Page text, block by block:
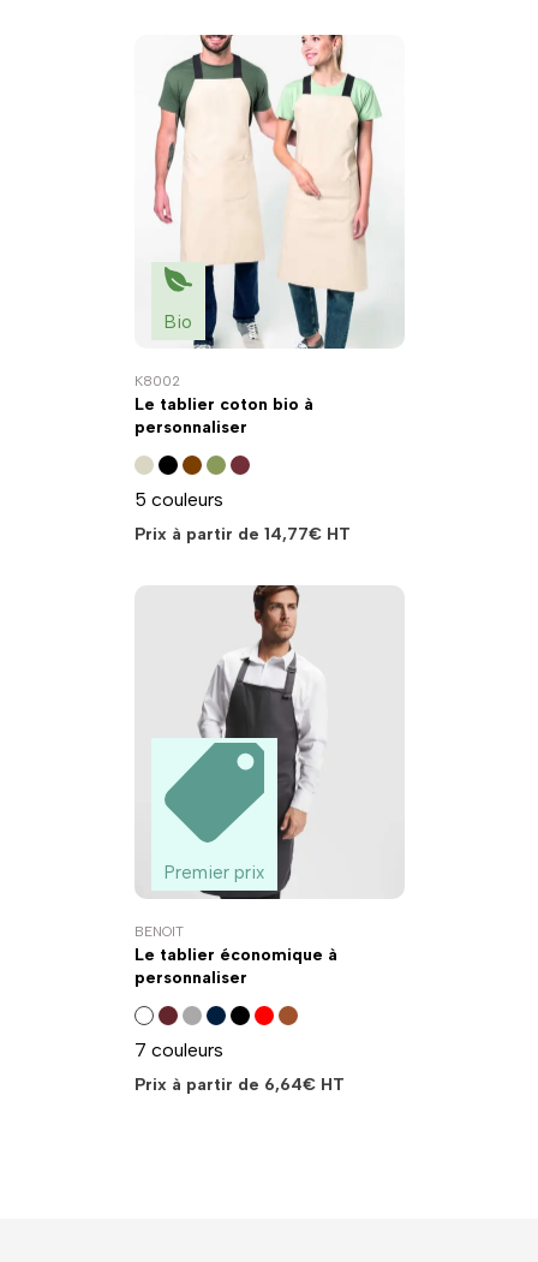
Bio
K8002
Le tablier coton bio à
personnaliser
5 couleurs
Prix à partir de 14,77€HT
Premier prix
BENOIT
Le tablier économique à
personnaliser
7 couleurs
Prix à partir de 6,64€HT